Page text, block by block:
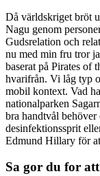
Då världskriget bröt
Nagu genom
Gudsrelation och
nu med min fru tror
baserat på Pirates of
hvarifrån. Vi låg typ
mobil kontext. Vad
nationalparken
bra handtvål
desinfektionssprit
Edmund Hillary för
Sa gor du for